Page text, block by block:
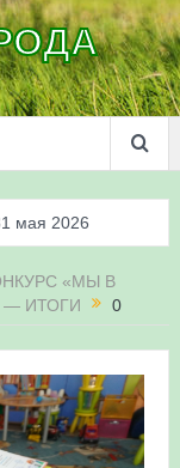
мая 2026
на крыше
в
«МЫ В
— ИТОГИ
0